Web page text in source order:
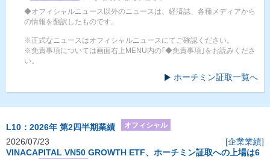
◆オフィシャルニュース以外のニュースは、経済誌、各種メディアから
の情報を翻訳したものです。
※正式なニュースはオフィシャルニュースにてご確認ください。
※免責事項については画面右上MENU内の｢◆免責事項｣をお読みくださ
い。
ホーチミン証取一覧へ
L10：2026年 第2四半期業績 オフィシャル
2026/07/23
[企業業績]
VINACAPITAL VN50 GROWTH ETF、ホーチミン証取への上場は6